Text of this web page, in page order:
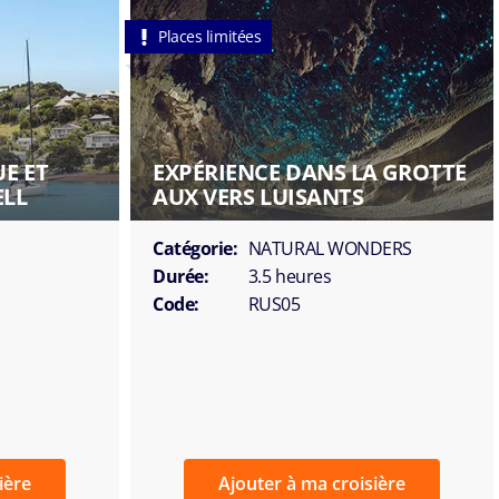
ET
Places limitées
EXPÉRIENCE DANS LA GROTTE
AUX VERS LUISANTS
Catégorie: NATURAL WONDERS
Durée:
3.5 heures
Code:
RUS05
Ajouter à ma croisière